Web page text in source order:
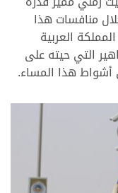
خلال منافسات هذا
العربية
التي حيته على
أشواط هذا المساء.